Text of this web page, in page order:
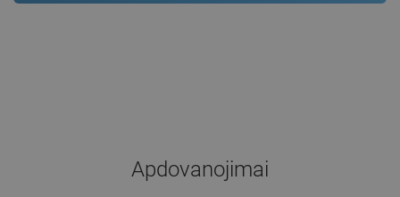
Apdovanojimai